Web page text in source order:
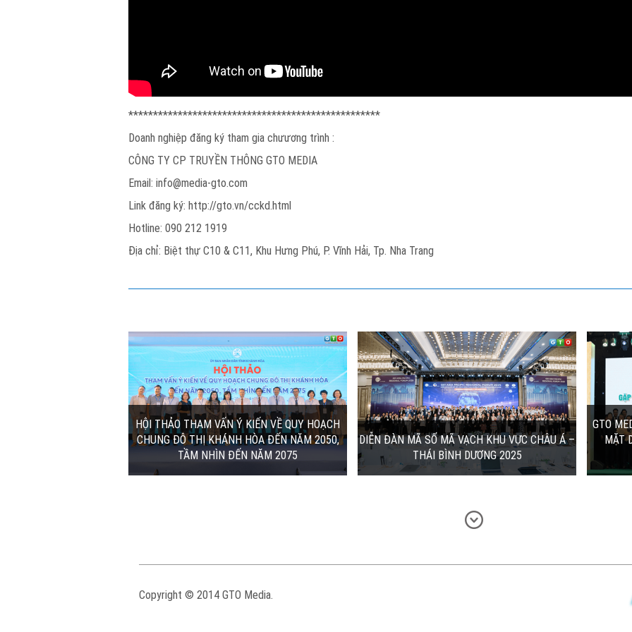
***************************************************
Doanh nghiệp đăng ký tham gia chưương trình :
CÔNG TY CP TRUYỀN THÔNG GTO MEDIA
Email: info@media-gto.com
Link đăng ký: http://gto.vn/cckd.html
Hotline: 090 212 1919
Địa chỉ: Biệt thự C10 & C11, Khu Hưng Phú, P. Vĩnh Hải, Tp. Nha Trang
DIỄN ĐÀN MÃ SỐ MÃ VẠCH KHU VỰC CHÂU
Á – THÁI BÌNH DƯƠNG 2025
Từ ngày 20 đến 23/10/2025, thành phố
biển Nha Trang đã trở thành tâm điểm của
cộng đồng GS1 toàn cầu khi đăng cai tổ...
05/01/2026 | 9:11:00
GTO MEDIA ĐỒNG HÀNH CÙNG HỘI NGHỊ
GẶP MẶT DOANH NGHIỆP, NHÀ...
"Khánh Hòa: Hội tụ giá trị, Đầu tư bền vững"
- Hội nghị gặp mặt doanh nghiệp, nhà đầu
tư 2025 đã quy tụ hơn 350 đại...
05/08/2025 | 8:20:00
Copyright © 2014 GTO Media.